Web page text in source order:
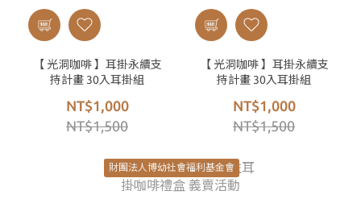
【 光洞咖啡 】耳掛永續支
持計畫 30入耳掛組
NT$1,000
NT$1,500
【 光洞咖啡 】耳掛永續支
持計畫 30入耳掛組
NT$1,000
NT$1,500
財團法人博幼社會福利基金會